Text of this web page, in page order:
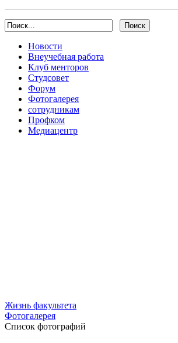
Новости
Внеучебная работа
Клуб менторов
Студсовет
Форум
Фотогалерея
сотрудникам
Профком
Медиацентр
Жизнь факультета
Фотогалерея
Список фотографий